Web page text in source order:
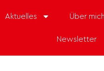
Aktuelles Über mich
Newsletter